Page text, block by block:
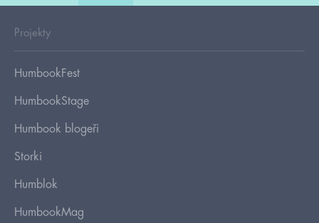
Projekty
HumbookFest
HumbookStage
Humbook blogeři
Storki
Humblok
HumbookMag